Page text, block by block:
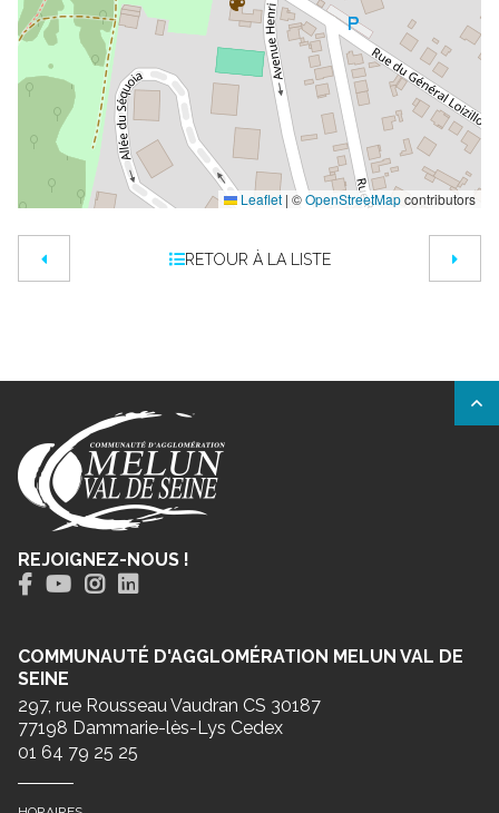
Leaflet | ©OpenStreetMapcontributors
RETOUR À LA LISTE
REJOIGNEZ-NOUS !
COMMUNAUTÉ D'AGGLOMÉRATION MELUN VAL DE
SEINE
297, rue Rousseau Vaudran CS 30187
77198 Dammarie-lès-Lys Cedex
01 64 79 25 25